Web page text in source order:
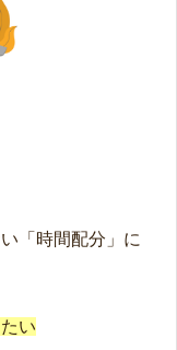
「時間配分」に
い